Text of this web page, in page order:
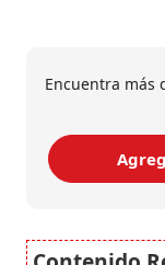
Encuentra más